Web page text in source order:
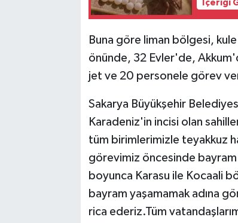
İçeriği
Buna göre liman bölgesi,
önünde, 32 Evler'de,
jet ve 20 personele görev
Sakarya Büyükşehir
Karadeniz'in incisi olan
tüm birimlerimizle teyakkuz
görevimiz öncesinde
boyunca Karasu ile Kocaali
bayram yaşamamak adına
rica ederiz.Tüm